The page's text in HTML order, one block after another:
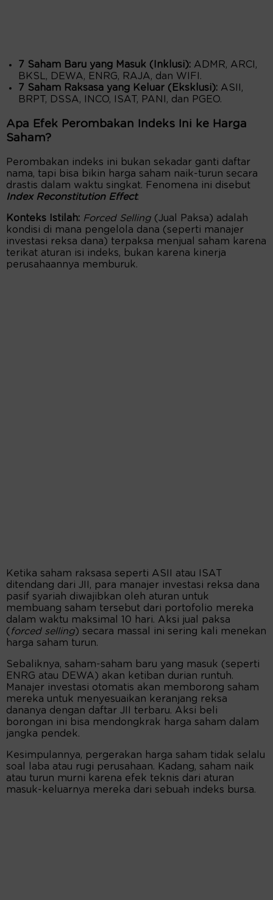
7 Saham Baru yang Masuk (Inklusi): ADMR, ARCI,
BKSL, DEWA, ENRG, RAJA, dan WIFI.
7 Saham Raksasa yang Keluar (Eksklusi): ASII,
BRPT, DSSA, INCO, ISAT, PANI, dan PGEO.
Apa Efek Perombakan Indeks Ini ke Harga
Saham?
Perombakan indeks ini bukan sekadar ganti daftar
nama, tapi bisa bikin harga saham naik-turun secara
drastis dalam waktu singkat. Fenomena ini disebut
Index Reconstitution Effect.
Konteks Istilah: Forced Selling (Jual Paksa) adalah
kondisi di mana pengelola dana (seperti manajer
investasi reksa dana) terpaksa menjual saham karena
terikat aturan isi indeks, bukan karena kinerja
perusahaannya memburuk.
Ketika saham raksasa seperti ASII atau ISAT
ditendang dari JII, para manajer investasi reksa dana
pasif syariah diwajibkan oleh aturan untuk
membuang saham tersebut dari portofolio mereka
dalam waktu maksimal 10 hari. Aksi jual paksa
(forced selling) secara massal ini sering kali menekan
harga saham turun.
Sebaliknya, saham-saham baru yang masuk (seperti
ENRG atau DEWA) akan ketiban durian runtuh.
Manajer investasi otomatis akan memborong saham
mereka untuk menyesuaikan keranjang reksa
dananya dengan daftar JII terbaru. Aksi beli
borongan ini bisa mendongkrak harga saham dalam
jangka pendek.
Kesimpulannya, pergerakan harga saham tidak selalu
soal laba atau rugi perusahaan. Kadang, saham naik
atau turun murni karena efek teknis dari aturan
masuk-keluarnya mereka dari sebuah indeks bursa.